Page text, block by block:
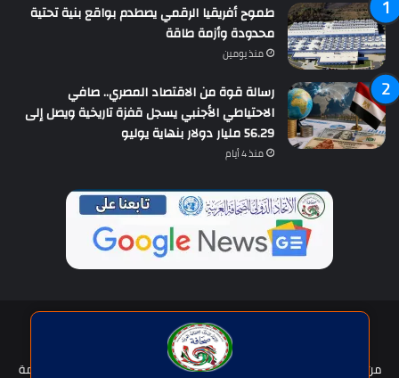
طموح أفريقيا الرقمي يصطدم بواقع بنية تحتية
محدودة وأزمة طاقة
منذ يومين
رسالة قوة من الاقتصاد المصري.. صافي
الاحتياطي الأجنبي يسجل قفزة تاريخية ويصل إلى
56.29 مليار دولار بنهاية يوليو
منذ 4 أيام
حقوق النشر © | جميع الحقوق محفوظة للاتحاد الدولى للصحافة العربية
2026
من نحن؟
عضوية الإتحاد سياسة الخصوصية شروط الخدمة